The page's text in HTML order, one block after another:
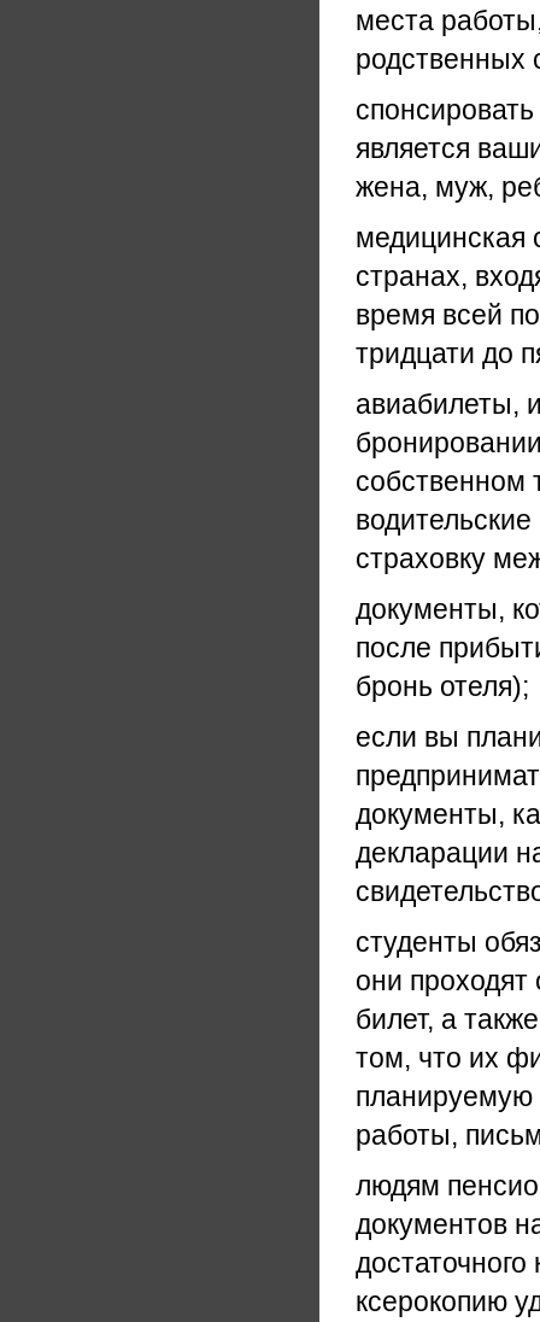
места
родственных
является
жена, муж,
медицинская
странах,
время всей
тридцати до
авиабилеты,
собственном
страховку
документы,
после
бронь отеля);
если вы
документы,
декларации
студенты
они проходят
билет, а
том, что их
планируемую
работы,
людям
документов
ксерокопию